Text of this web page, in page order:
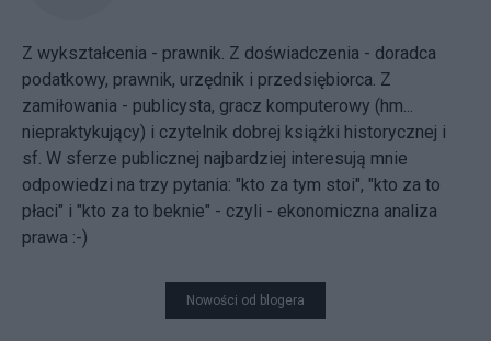
Z wykształcenia - prawnik. Z doświadczenia - doradca
podatkowy, prawnik, urzędnik i przedsiębiorca. Z
zamiłowania - publicysta, gracz komputerowy (hm...
niepraktykujący) i czytelnik dobrej książki historycznej i
sf. W sferze publicznej najbardziej interesują mnie
odpowiedzi na trzy pytania: "kto za tym stoi", "kto za to
płaci" i "kto za to beknie" - czyli - ekonomiczna analiza
prawa :-)
Nowości od blogera